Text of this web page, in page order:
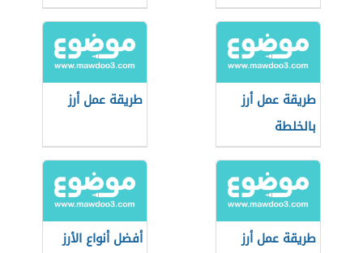
طريقة عمل أرز
بالخلطة
طريقة عمل أرز
طريقة عمل أرز
أفضل أنواع الأرز